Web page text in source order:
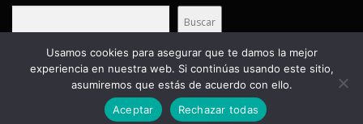
Buscar
Copyright © 2026 CEIP Carazony– TemaOnePresshecho por
FameThemes
Usamos cookies para asegurar que te damos la mejor
experiencia en nuestra web. Si continúas usando este sitio,
asumiremos que estás de acuerdo con ello.
Aceptar
Rechazar todas